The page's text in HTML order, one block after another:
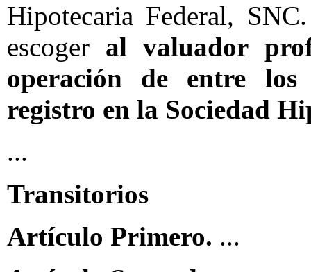
Hipotecaria Federal,
escoger al valuador
operación de entre los
registro en la Sociedad
...
Transitorios
Artículo Primero. ...